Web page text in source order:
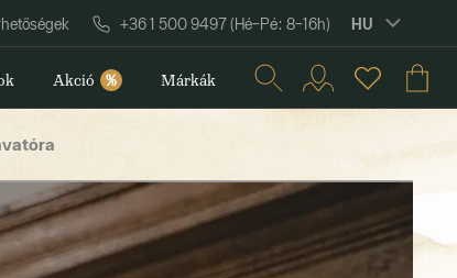
+36 1 500 9497 (Hé–Pé: 8–16h) HU
Akció % Márkák